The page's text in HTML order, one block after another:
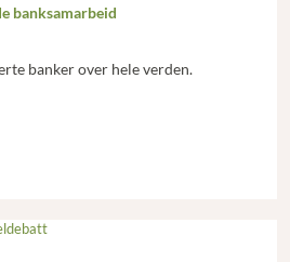
banksamarbeid
banker over hele verden.